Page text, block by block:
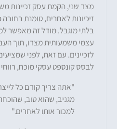
מצד שני, הקמת עסק זכיינות
זיכיונות לאחרים, טומנת
בלתי מוגבל. מודל זה מאפשר
עצמי משמעותית מצדו, תוך
לזכיינים. עם זאת, לפני שמציעים
לבסס קונספט עסקי מוכח, רווחי
"אתה צריך קודם כל לייצר
מגניב, שהוא טוב, שהוכחת
למכור אותו לאחרים."